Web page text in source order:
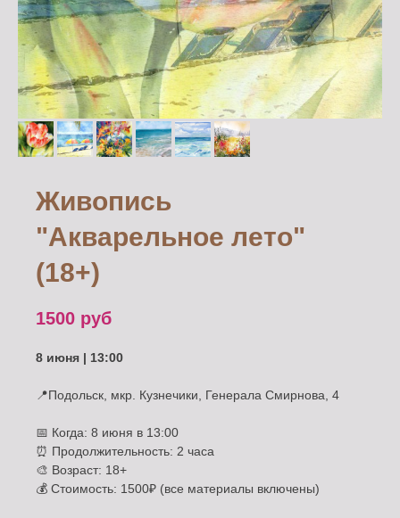
Живопись
"Акварельное лето"
(18+)
1500 руб
8 июня | 13:00
📍Подольск, мкр. Кузнечики, Генерала Смирнова, 4
📅 Когда: 8 июня в 13:00
⏰ Продолжительность: 2 часа
🎨 Возраст: 18+
💰 Стоимость: 1500₽ (все материалы включены)